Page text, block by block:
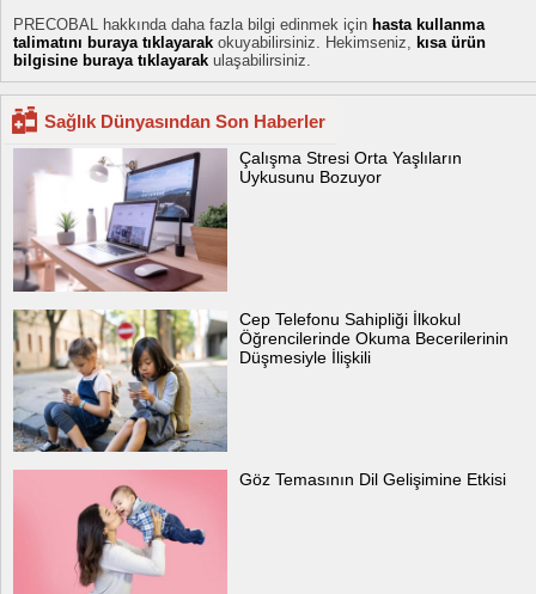
PRECOBAL hakkında daha fazla bilgi edinmek için hasta kullanma
talimatını buraya tıklayarak okuyabilirsiniz. Hekimseniz, kısa ürün
bilgisine buraya tıklayarak ulaşabilirsiniz.
Sağlık Dünyasından Son Haberler
Çalışma Stresi Orta Yaşlıların
Uykusunu Bozuyor
Cep Telefonu Sahipliği İlkokul
Öğrencilerinde Okuma Becerilerinin
Düşmesiyle İlişkili
Göz Temasının Dil Gelişimine Etkisi